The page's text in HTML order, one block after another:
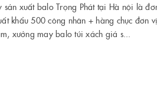
xuất balo Trọng Phát tại Hà nội là
khẩu 500 công nhân + hàng chục đơn
xưởng may balo túi xách giá s...